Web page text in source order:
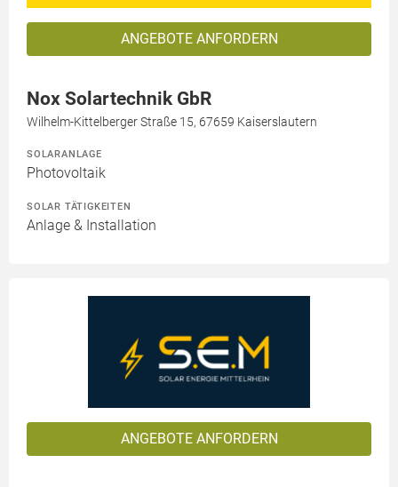
ANGEBOTE ANFORDERN
Nox Solartechnik GbR
Wilhelm-Kittelberger Straße 15, 67659 Kaiserslautern
SOLARANLAGE
Photovoltaik
SOLAR TÄTIGKEITEN
Anlage & Installation
ANGEBOTE ANFORDERN